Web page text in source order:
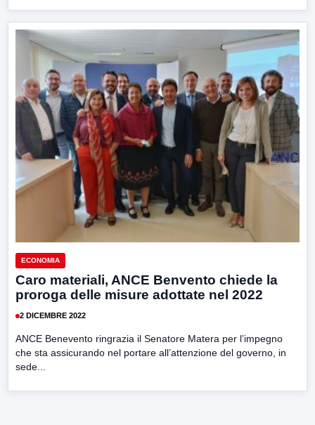
ECONOMIA
Caro materiali, ANCE Benvento chiede la
proroga delle misure adottate nel 2022
2 DICEMBRE 2022
ANCE Benevento ringrazia il Senatore Matera per l’impegno
che sta assicurando nel portare all’attenzione del governo, in
sede...